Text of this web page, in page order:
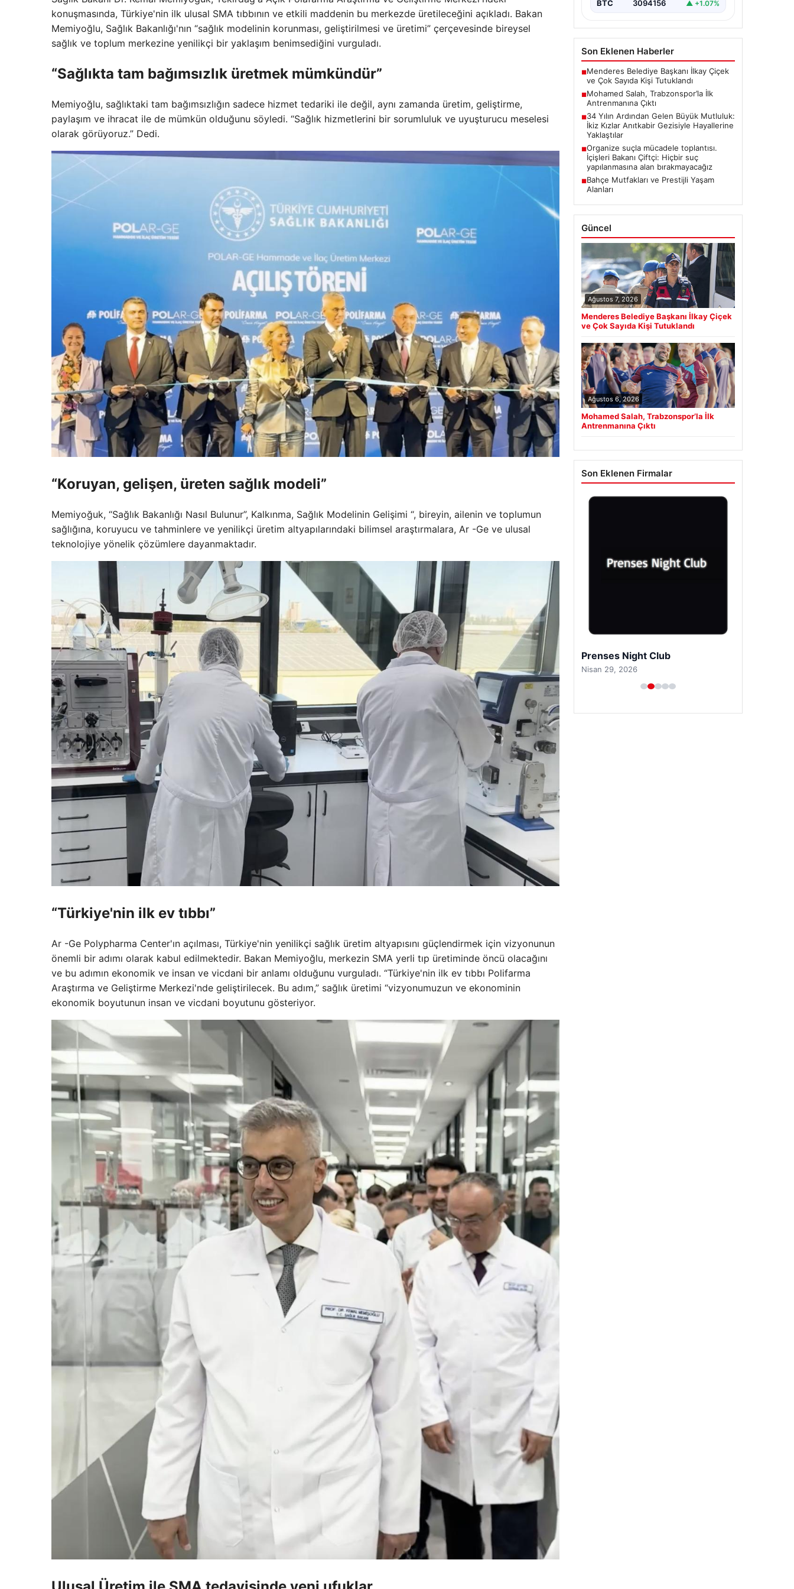
konuşmasında, Türkiye'nin ilk ulusal SMA tıbbının ve etkili maddenin bu merkezde üretileceğini açıkladı. Bakan
Memiyoğlu, Sağlık Bakanlığı'nın “sağlık modelinin korunması, geliştirilmesi ve üretimi” çerçevesinde bireysel
sağlık ve toplum merkezine yenilikçi bir yaklaşım benimsediğini vurguladı.
“Sağlıkta tam bağımsızlık üretmek mümkündür”
Memiyoğlu, sağlıktaki tam bağımsızlığın sadece hizmet tedariki ile değil, aynı zamanda üretim, geliştirme,
paylaşım ve ihracat ile de mümkün olduğunu söyledi. “Sağlık hizmetlerini bir sorumluluk ve uyuşturucu meselesi
olarak görüyoruz.” Dedi.
“Koruyan, gelişen, üreten sağlık modeli”
Memiyoğuk, “Sağlık Bakanlığı Nasıl Bulunur”, Kalkınma, Sağlık Modelinin Gelişimi “, bireyin, ailenin ve toplumun
sağlığına, koruyucu ve tahminlere ve yenilikçi üretim altyapılarındaki bilimsel araştırmalara, Ar -Ge ve ulusal
teknolojiye yönelik çözümlere dayanmaktadır.
“Türkiye'nin ilk ev tıbbı”
Ar -Ge Polypharma Center'ın açılması, Türkiye'nin yenilikçi sağlık üretim altyapısını güçlendirmek için vizyonunun
önemli bir adımı olarak kabul edilmektedir. Bakan Memiyoğlu, merkezin SMA yerli tıp üretiminde öncü olacağını
ve bu adımın ekonomik ve insan ve vicdani bir anlamı olduğunu vurguladı. “Türkiye'nin ilk ev tıbbı Polifarma
Araştırma ve Geliştirme Merkezi'nde geliştirilecek. Bu adım,” sağlık üretimi “vizyonumuzun ve ekonominin
ekonomik boyutunun insan ve vicdani boyutunu gösteriyor.
BTC 3094156 ▲ +1.07%
Son Eklenen Haberler
■Menderes Belediye Başkanı İlkay Çiçek
ve Çok Sayıda Kişi Tutuklandı
■Mohamed Salah, Trabzonspor’la İlk
Antrenmanına Çıktı
■34 Yılın Ardından Gelen Büyük Mutluluk:
İkiz Kızlar Anıtkabir Gezisiyle Hayallerine
Yaklaştılar
■Organize suçla mücadele toplantısı.
İçişleri Bakanı Çiftçi: Hiçbir suç
yapılanmasına alan bırakmayacağız
■Bahçe Mutfakları ve Prestijli Yaşam
Alanları
Güncel
Ağustos 7, 2026
Menderes Belediye Başkanı İlkay Çiçek
ve Çok Sayıda Kişi Tutuklandı
Ağustos 6, 2026
Mohamed Salah, Trabzonspor’la İlk
Antrenmanına Çıktı
Son Eklenen Firmalar
Prenses Night Club
Nisan 29, 2026